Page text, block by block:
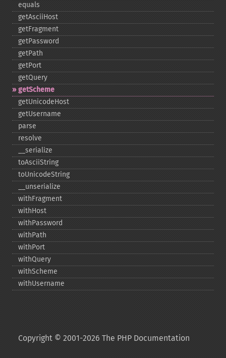
equals
getAsciiHost
getFragment
getPassword
getPath
getPort
getQuery
getScheme
getUnicodeHost
getUsername
parse
resolve
_​_​serialize
toAsciiString
toUnicodeString
_​_​unserialize
withFragment
withHost
withPassword
withPath
withPort
withQuery
withScheme
withUsername
Copyright © 2001-2026 The PHP Documentation